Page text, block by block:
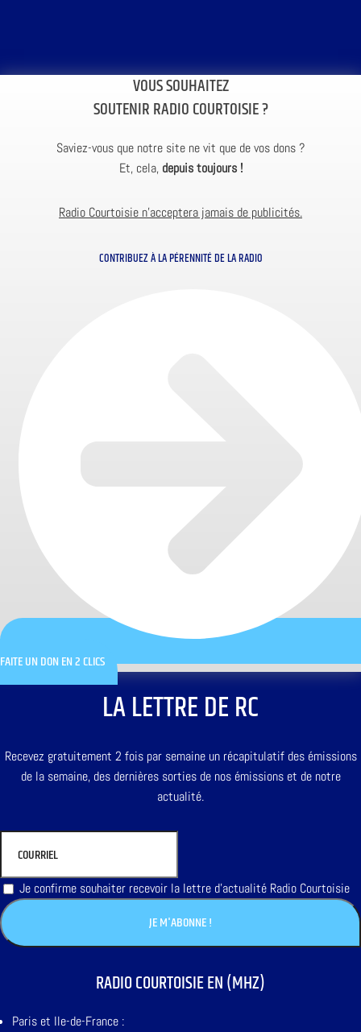
VOUS SOUHAITEZ
SOUTENIR RADIO COURTOISIE ?
Saviez-vous que notre site ne vit que de vos dons ?
Et, cela, depuis toujours !
Radio Courtoisie n’acceptera jamais de publicités.
CONTRIBUEZ À LA PÉRENNITÉ DE LA RADIO
FAITE UN DON EN 2 CLICS
LA LETTRE DE RC
Recevez gratuitement 2 fois par semaine un récapitulatif des émissions
de la semaine, des dernières sorties de nos émissions et de notre
actualité.
Je confirme souhaiter recevoir la lettre d'actualité Radio Courtoisie
RADIO COURTOISIE EN (MHZ)
Paris et Ile-de-France :